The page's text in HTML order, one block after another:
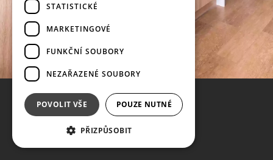
STATISTICKÉ
MARKETINGOVÉ
FUNKČNÍ SOUBORY
NEZAŘAZENÉ SOUBORY
POVOLIT VŠE POUZE NUTNÉ
PŘIZPŮSOBIT